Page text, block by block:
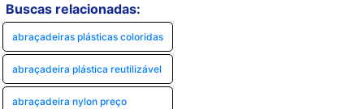
Buscas relacionadas:
abraçadeiras plásticas coloridas
abraçadeira plástica reutilizável
abraçadeira nylon preço